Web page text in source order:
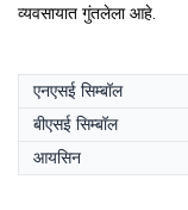
व्यवसायात गुंतलेला आहे.
एनएसई सिम्बॉल
बीएसई सिम्बॉल
आयसिन